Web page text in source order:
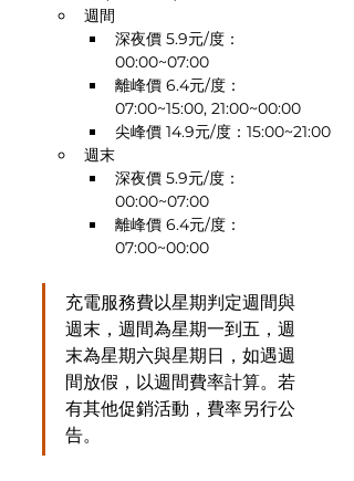
週間
深夜價 5.9元/度：
00:00~07:00
離峰價 6.4元/度：
07:00~15:00, 21:00~00:00
尖峰價 14.9元/度：15:00~21:00
週末
深夜價 5.9元/度：
00:00~07:00
離峰價 6.4元/度：
07:00~00:00
充電服務費以星期判定週間與
週末，週間為星期一到五，週
末為星期六與星期日，如遇週
間放假，以週間費率計算。若
有其他促銷活動，費率另行公
告。